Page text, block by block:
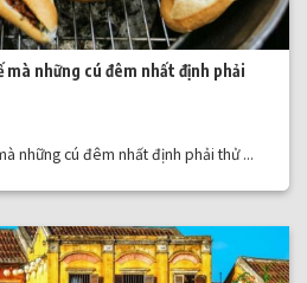
mà những cú đêm nhất định phải
những cú đêm nhất định phải thử ...